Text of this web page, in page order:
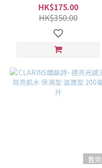
HK$175.00
HK$350.00
售完